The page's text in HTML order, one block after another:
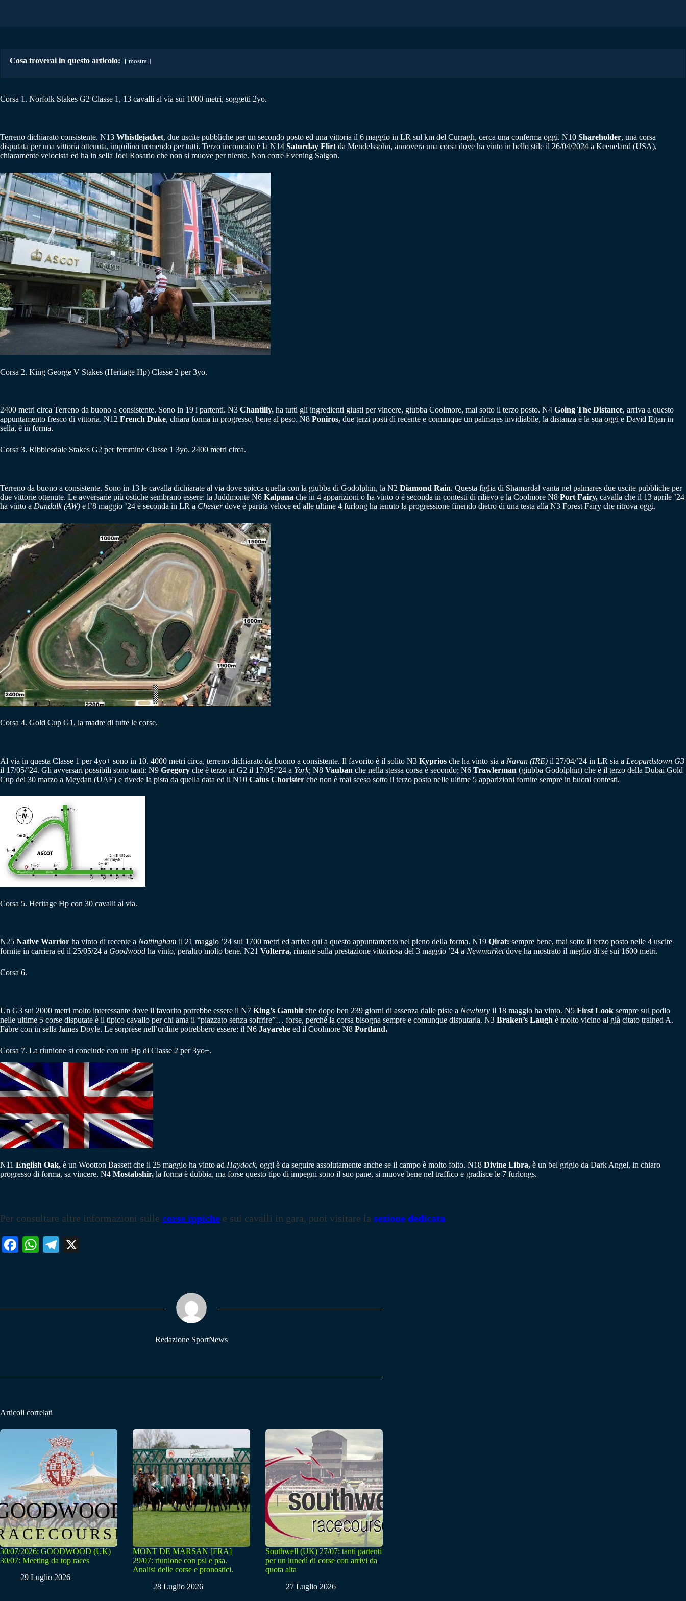
Cosa troverai in questo articolo: mostra
Corsa 1. Norfolk Stakes G2 Classe 1, 13 cavalli al via sui 1000 metri, soggetti 2yo.
Terreno dichiarato consistente. N13 Whistlejacket, due uscite pubbliche per un secondo posto ed una vittoria il 6 maggio in LR sul km del Curragh, cerca una conferma oggi. N10 Shareholder, una corsa
disputata per una vittoria ottenuta, inquilino tremendo per tutti. Terzo incomodo è la N14 Saturday Flirt da Mendelssohn, annovera una corsa dove ha vinto in bello stile il 26/04/2024 a Keeneland (USA),
chiaramente velocista ed ha in sella Joel Rosario che non si muove per niente. Non corre Evening Saigon.
Corsa 2. King George V Stakes (Heritage Hp) Classe 2 per 3yo.
2400 metri circa Terreno da buono a consistente. Sono in 19 i partenti. N3 Chantilly, ha tutti gli ingredienti giusti per vincere, giubba Coolmore, mai sotto il terzo posto. N4 Going The Distance, arriva a questo
appuntamento fresco di vittoria. N12 French Duke, chiara forma in progresso, bene al peso. N8 Poniros, due terzi posti di recente e comunque un palmares invidiabile, la distanza è la sua oggi e David Egan in
sella, è in forma.
Corsa 3. Ribblesdale Stakes G2 per femmine Classe 1 3yo. 2400 metri circa.
Terreno da buono a consistente. Sono in 13 le cavalla dichiarate al via dove spicca quella con la giubba di Godolphin, la N2 Diamond Rain. Questa figlia di Shamardal vanta nel palmares due uscite pubbliche per
due vittorie ottenute. Le avversarie più ostiche sembrano essere: la Juddmonte N6 Kalpana che in 4 apparizioni o ha vinto o è seconda in contesti di rilievo e la Coolmore N8 Port Fairy, cavalla che il 13 aprile ’24
ha vinto a Dundalk (AW) e l’8 maggio ’24 è seconda in LR a Chesterdove è partita veloce ed alle ultime 4 furlong ha tenuto la progressione finendo dietro di una testa alla N3 Forest Fairy che ritrova oggi.
Corsa 4. Gold Cup G1, la madre di tutte le corse.
Al via in questa Classe 1 per 4yo+ sono in 10. 4000 metri circa, terreno dichiarato da buono a consistente. Il favorito è il solito N3 Kyprios che ha vinto sia a Navan (IRE) il 27/04/’24 in LR sia a Leopardstown G3
il 17/05/’24. Gli avversari possibili sono tanti: N9 Gregory che è terzo in G2 il 17/05/’24 a York; N8 Vauban che nella stessa corsa è secondo; N6 Trawlerman (giubba Godolphin) che è il terzo della Dubai Gold
Cup del 30 marzo a Meydan (UAE) e rivede la pista da quella data ed il N10 Caius Chorister che non è mai sceso sotto il terzo posto nelle ultime 5 apparizioni fornite sempre in buoni contesti.
Corsa 5. Heritage Hp con 30 cavalli al via.
N25 Native Warrior ha vinto di recente a Nottingham il 21 maggio ’24 sui 1700 metri ed arriva qui a questo appuntamento nel pieno della forma. N19 Qirat: sempre bene, mai sotto il terzo posto nelle 4 uscite
fornite in carriera ed il 25/05/24 a Goodwood ha vinto, peraltro molto bene. N21 Volterra, rimane sulla prestazione vittoriosa del 3 maggio ’24 a Newmarketdove ha mostrato il meglio di sé sui 1600 metri.
Corsa 6.
Un G3 sui 2000 metri molto interessante dove il favorito potrebbe essere il N7 King’s Gambit che dopo ben 239 giorni di assenza dalle piste a Newbury il 18 maggio ha vinto. N5 First Look sempre sul podio
nelle ultime 5 corse disputate è il tipico cavallo per chi ama il “piazzato senza soffrire”… forse, perché la corsa bisogna sempre e comunque disputarla. N3 Braken’s Laugh è molto vicino al già citato trained A.
Fabre con in sella James Doyle. Le sorprese nell’ordine potrebbero essere: il N6 Jayarebe ed il Coolmore N8 Portland.
Corsa 7. La riunione si conclude con un Hp di Classe 2 per 3yo+.
N11 English Oak, è un Wootton Bassett che il 25 maggio ha vinto ad Haydock, oggi è da seguire assolutamente anche se il campo è molto folto. N18 Divine Libra, è un bel grigio da Dark Angel, in chiaro
progresso di forma, sa vincere. N4 Mostabshir, la forma è dubbia, ma forse questo tipo di impegni sono il suo pane, si muove bene nel traffico e gradisce le 7 furlongs.
Per consultare altre informazioni sulle corse ippiche e sui cavalli in gara, puoi visitare la sezione dedicata
Fa W
pp
Te
m
Redazione SportNews
Articoli correlati
30/07/2026: GOODWOOD (UK)
30/07: Meeting da top races
29 Luglio 2026
MONT DE MARSAN [FRA]
29/07: riunione con psi e psa.
Analisi delle corse e pronostici.
28 Luglio 2026
Southwell (UK) 27/07: tanti partenti
per un lunedì di corse con arrivi da
quota alta
27 Luglio 2026